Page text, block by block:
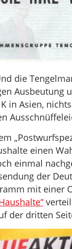
die
Ausbeutung
in Asien,
einen
einmal
der
mit einer
der dritten